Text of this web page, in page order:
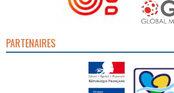
PARTENAIRES